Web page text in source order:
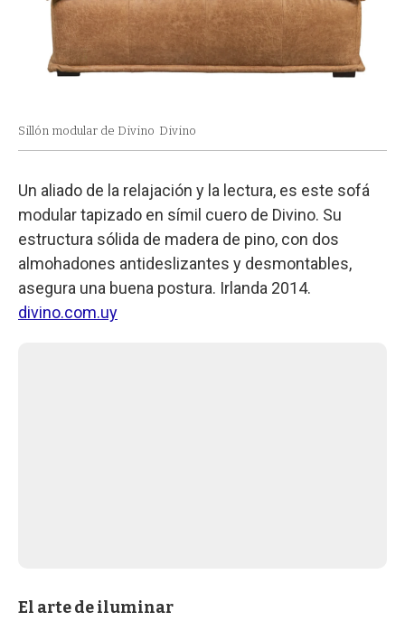
Sillón modular de Divino Divino
Un aliado de la relajación y la lectura, es este sofá
modular tapizado en símil cuero de Divino. Su
estructura sólida de madera de pino, con dos
almohadones antideslizantes y desmontables,
asegura una buena postura. Irlanda 2014.
divino.com.uy
El arte de iluminar